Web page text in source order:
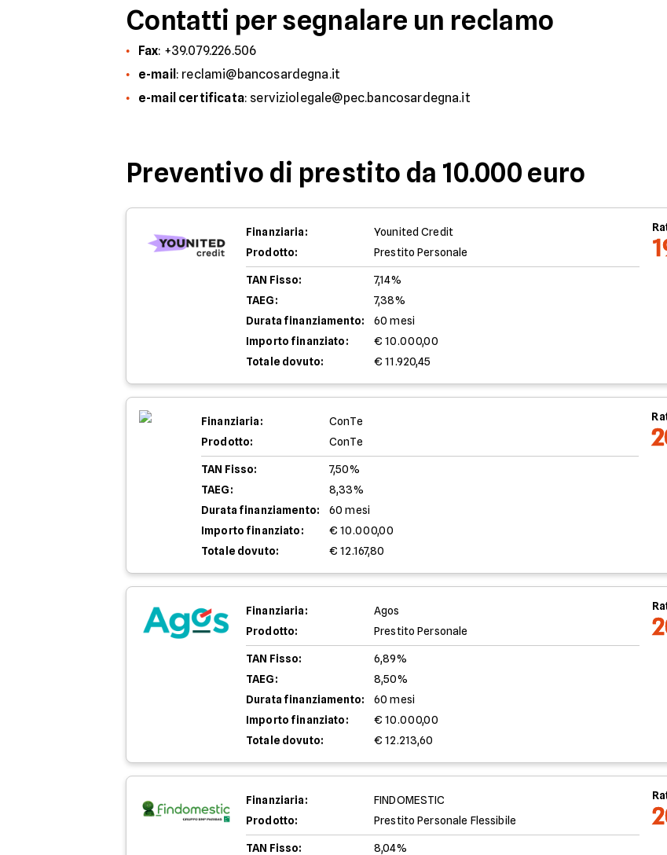
Contatti per segnalare un reclamo
Fax: +39.079.226.506
e-mail : reclami@bancosardegna.it
e-mail certificata: serviziolegale@pec.bancosardegna.it
Preventivo di prestito da 10.000 euro
Finanziaria:
Younited Credit
Prodotto:
Prestito Personale
TAN Fisso:
7,14%
TAEG:
7,38%
Durata finanziamento:
60 mesi
Importo finanziato:
€ 10.000,00
Totale dovuto:
€ 11.920,45
Finanziaria:
ConTe
Prodotto:
ConTe
TAN Fisso:
7,50%
TAEG:
8,33%
Durata finanziamento:
60 mesi
Importo finanziato:
€ 10.000,00
Totale dovuto:
€ 12.167,80
Finanziaria:
Agos
Prodotto:
Prestito Personale
TAN Fisso:
6,89%
TAEG:
8,50%
Durata finanziamento:
60 mesi
Importo finanziato:
€ 10.000,00
Totale dovuto:
€ 12.213,60
Finanziaria:
FINDOMESTIC
Prodotto:
Prestito Personale Flessibile
TAN Fisso:
8,04%